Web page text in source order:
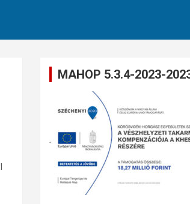
MAHOP 5.3.4-2023-